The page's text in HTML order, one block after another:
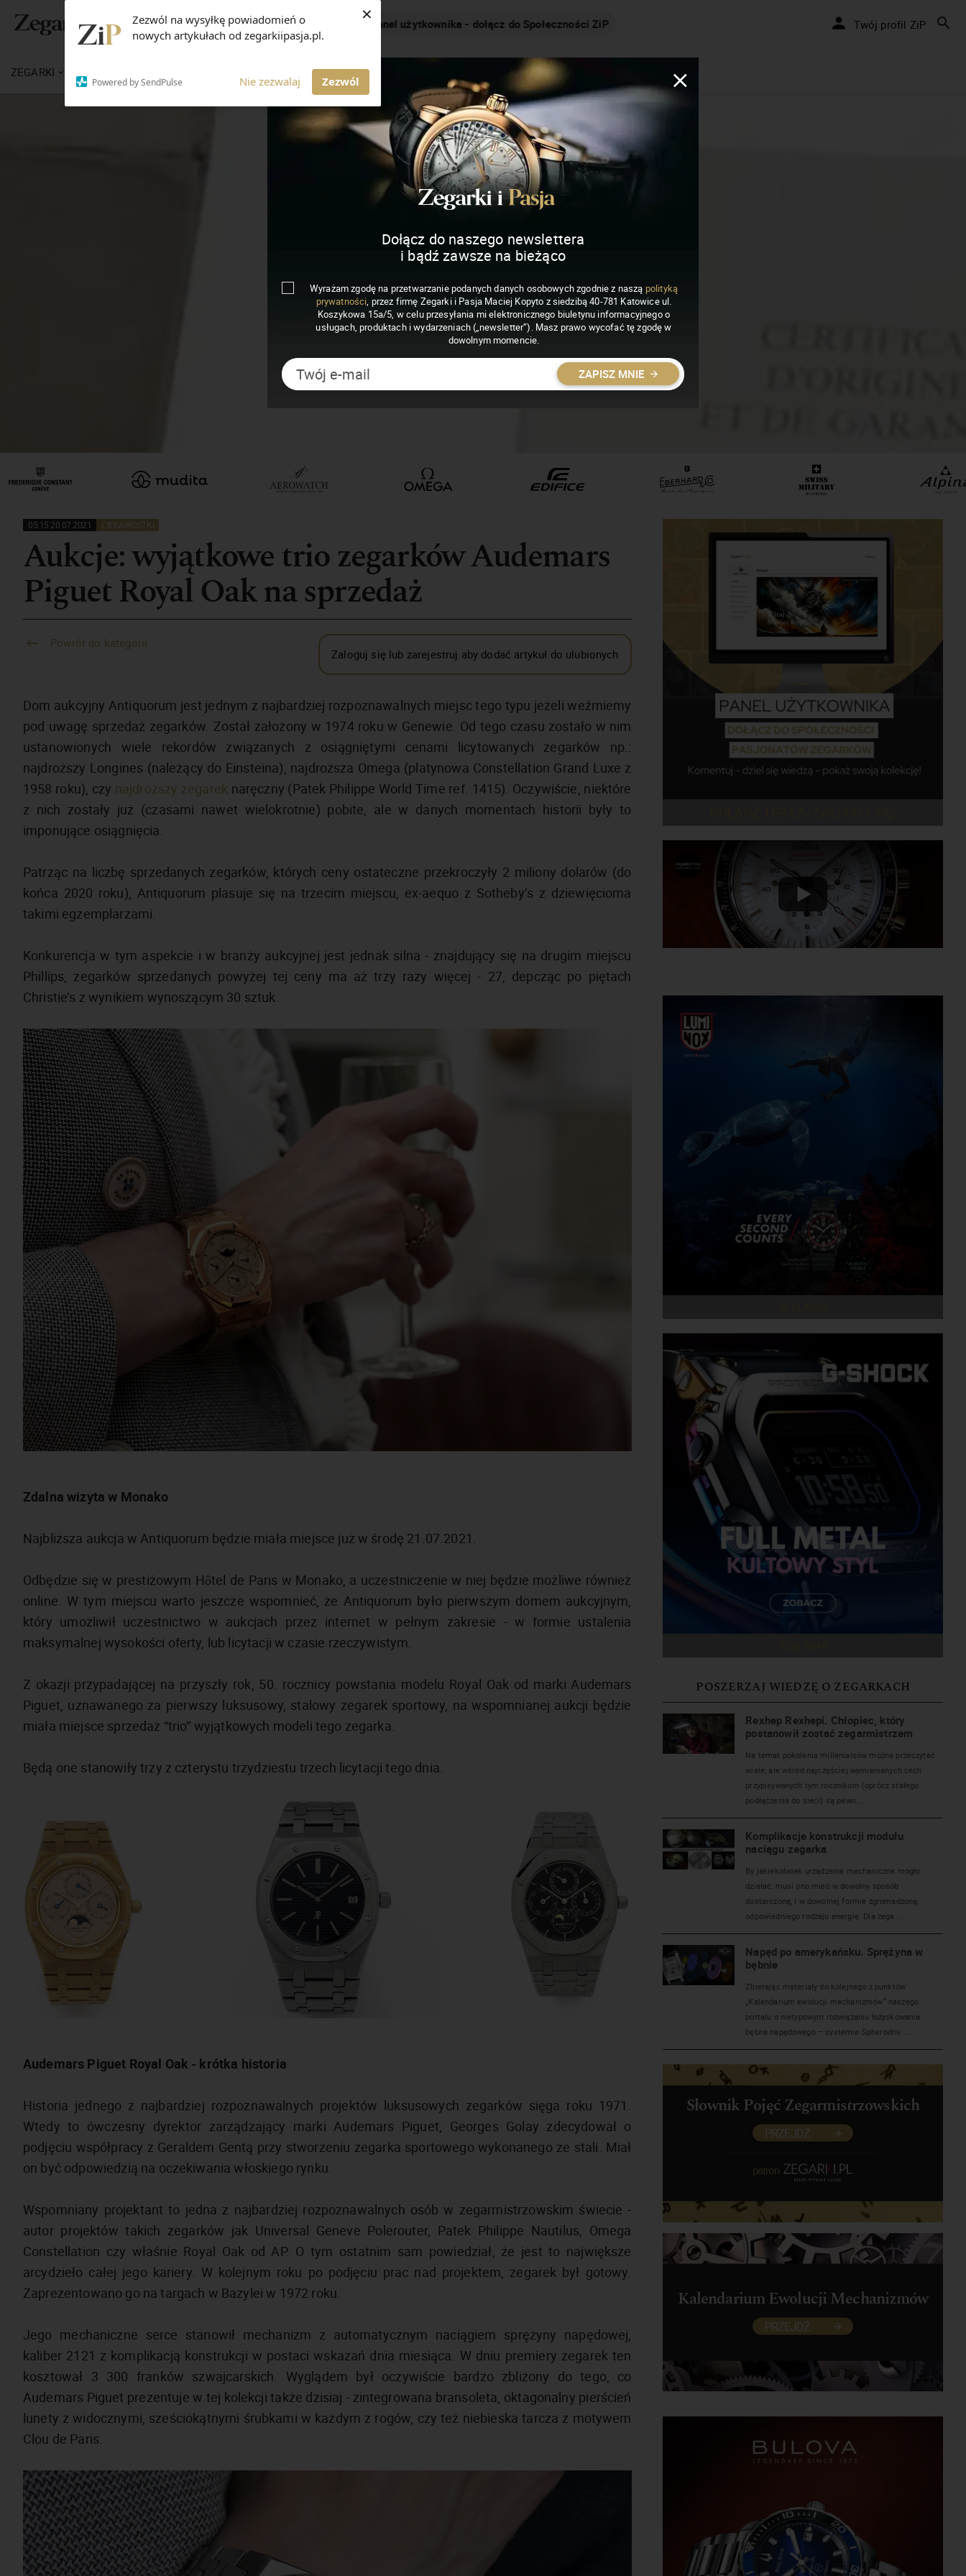
Zezwól na wysyłkę powiadomień o
nowych artykułach od zegarkiipasja.pl.
Powered by SendPulse Nie zezwalaj Zezwól
× Nakręcamy pozytywnie... cały czas! Twój profil ZiP
ZEGARKI MAGAZYN ZEGARKI I PASJA
05:15 20.07.2021 CIEKAWOSTKI
Aukcje: wyjątkowe trio zegarków Audemars
Piguet Royal Oak na sprzedaż
Powrót do kategorii
Zaloguj się lub zarejestruj aby dodać artykuł do ulubionych
Dom aukcyjny Antiquorum jest jednym z najbardziej rozpoznawalnych miejsc tego typu jeżeli weźmiemy
pod uwagę sprzedaż zegarków. Został założony w 1974 roku w Genewie. Od tego czasu zostało w nim
ustanowionych wiele rekordów związanych z osiągniętymi cenami licytowanych zegarków np.:
najdroższy Longines (należący do Einsteina), najdroższa Omega (platynowa Constellation Grand Luxe z
1958 roku), czy najdroższy zegarek naręczny (Patek Philippe World Time ref. 1415). Oczywiście, niektóre
z nich zostały już (czasami nawet wielokrotnie) pobite, ale w danych momentach historii były to
imponujące osiągnięcia.
Patrząc na liczbę sprzedanych zegarków, których ceny ostateczne przekroczyły 2 miliony dolarów (do
końca 2020 roku), Antiquorum plasuje się na trzecim miejscu, ex-aequo z Sotheby’s z dziewięcioma
takimi egzemplarzami.
Konkurencja w tym aspekcie i w branży aukcyjnej jest jednak silna - znajdujący się na drugim miejscu
Phillips, zegarków sprzedanych powyżej tej ceny ma aż trzy razy więcej - 27, depcząc po piętach
Christie’s z wynikiem wynoszącym 30 sztuk.
Zdalna wizyta w Monako
Najbliższa aukcja w Antiquorum będzie miała miejsce już w środę 21.07.2021.
Odbędzie się w prestiżowym Hôtel de Paris w Monako, a uczestniczenie w niej będzie możliwe również
online. W tym miejscu warto jeszcze wspomnieć, że Antiquorum było pierwszym domem aukcyjnym,
który umożliwił uczestnictwo w aukcjach przez internet w pełnym zakresie - w formie ustalenia
maksymalnej wysokości oferty, lub licytacji w czasie rzeczywistym.
Z okazji przypadającej na przyszły rok, 50. rocznicy powstania modelu Royal Oak od marki Audemars
Piguet, uznawanego za pierwszy luksusowy, stalowy zegarek sportowy, na wspomnianej aukcji będzie
miała miejsce sprzedaż “trio” wyjątkowych modeli tego zegarka.
Będą one stanowiły trzy z czterystu trzydziestu trzech licytacji tego dnia.
Audemars Piguet Royal Oak - krótka historia
Historia jednego z najbardziej rozpoznawalnych projektów luksusowych zegarków sięga roku 1971.
Wtedy to ówczesny dyrektor zarządzający marki Audemars Piguet, Georges Golay zdecydował o
podjęciu współpracy z Geraldem Gentą przy stworzeniu zegarka sportowego wykonanego ze stali. Miał
on być odpowiedzią na oczekiwania włoskiego rynku.
Wspomniany projektant to jedna z najbardziej rozpoznawalnych osób w zegarmistrzowskim świecie -
autor projektów takich zegarków jak Universal Geneve Polerouter, Patek Philippe Nautilus, Omega
Constellation czy właśnie Royal Oak od AP. O tym ostatnim sam powiedział, że jest to największe
arcydzieło całej jego kariery. W kolejnym roku po podjęciu prac nad projektem, zegarek był gotowy.
Zaprezentowano go na targach w Bazylei w 1972 roku.
Jego mechaniczne serce stanowił mechanizm z automatycznym naciągiem sprężyny napędowej,
kaliber 2121 z komplikacją konstrukcji w postaci wskazań dnia miesiąca. W dniu premiery zegarek ten
kosztował 3 300 franków szwajcarskich. Wyglądem był oczywiście bardzo zbliżony do tego, co
Audemars Piguet prezentuje w tej kolekcji także dzisiaj - zintegrowana bransoleta, oktagonalny pierścień
lunety z widocznymi, sześciokątnymi śrubkami w każdym z rogów, czy też niebieska tarcza z motywem
Clou de Paris.
POSZERZAJ WIEDZĘ O ZEGARKACH
Rexhep Rexhepi. Chłopiec, który
postanowił zostać zegarmistrzem
Na temat pokolenia millenialsów można przeczytać
wiele, ale wśród najczęściej wymienianych cech
przypisywanych tym rocznikom (oprócz stałego
podłączenia do sieci) są pewn ...
Komplikacje konstrukcji modułu
naciągu zegarka
By jakiekolwiek urządzenie mechaniczne mogło
działać, musi ono mieć w dowolny sposób
dostarczoną, i w dowolnej formie zgromadzoną,
odpowiedniego rodzaju energię. Dla zega ...
Napęd po amerykańsku. Sprężyna w
bębnie
Zbierając materiały do kolejnego z punktów
„Kalendarium ewolucji mechanizmów” naszego
portalu o nietypowym rozwiązaniu łożyskowania
bębna napędowego – systemie Spherodriv ...
Słownik Pojęć Zegarmistrzowskich
PRZEJDŹ
patron
Kalendarium Ewolucji Mechanizmów
PRZEJDŹ
Dołącz do naszego newslettera
i bądź zawsze na bieżąco
Wyrażam zgodę na przetwarzanie podanych danych osobowych zgodnie z naszą polityką
prywatności, przez firmę Zegarki i Pasja Maciej Kopyto z siedzibą 40-781 Katowice ul.
Koszykowa 15a/5, w celu przesyłania mi elektronicznego biuletynu informacyjnego o
usługach, produktach i wydarzeniach („newsletter”). Masz prawo wycofać tę zgodę w
dowolnym momencie.
ZAPISZ MNIE